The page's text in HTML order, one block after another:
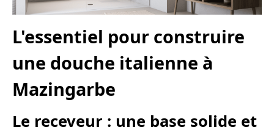
L'essentiel pour construire
une douche italienne à
Mazingarbe
Le receveur : une base solide et